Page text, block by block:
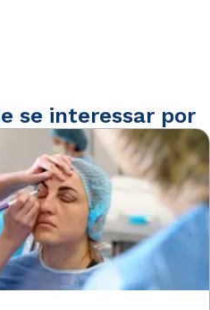
se interessar por